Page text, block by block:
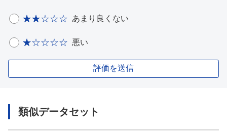
あまり良くない
悪い
評価を送信
類似データセット